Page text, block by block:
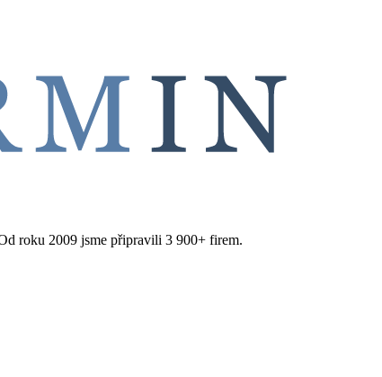
roku 2009 jsme připravili 3 900+ firem.